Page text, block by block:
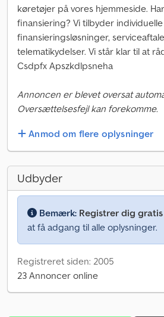
køretøjer på vores hjemmeside.
finansiering? Vi tilbyder individuelle
finansieringsløsninger,
telematikydelser. Vi står klar til at
Csdpfx Apszkdlpsneha
Annoncen er blevet oversat
Oversættelsesfejl kan forekomme.
Anmod om flere oplysninger
Udbyder
Bemærk: Registrer dig
at få adgang til alle oplysninger.
Registreret siden: 2005
23 Annoncer online